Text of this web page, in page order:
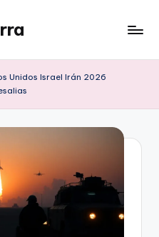
Unidos Israel Irán 2026